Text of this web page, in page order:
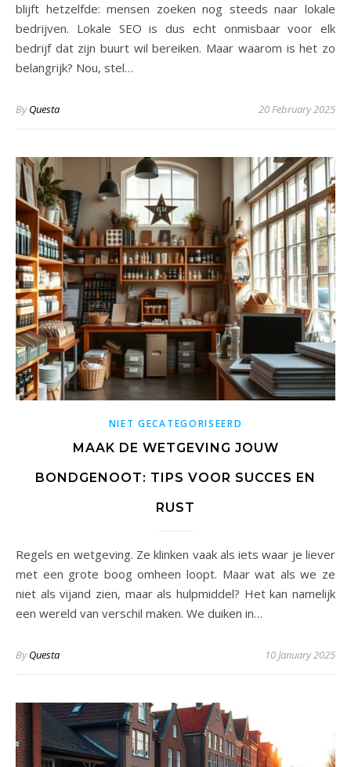
blijft hetzelfde: mensen zoeken nog steeds naar lokale
bedrijven. Lokale SEO is dus echt onmisbaar voor elk
bedrijf dat zijn buurt wil bereiken. Maar waarom is het zo
belangrijk? Nou, stel…
ByQuesta 20 February 2025
NIET GECATEGORISEERD
MAAK DE WETGEVING JOUW
BONDGENOOT: TIPS VOOR SUCCES EN
RUST
Regels en wetgeving. Ze klinken vaak als iets waar je liever
met een grote boog omheen loopt. Maar wat als we ze
niet als vijand zien, maar als hulpmiddel? Het kan namelijk
een wereld van verschil maken. We duiken in…
ByQuesta 10 January 2025